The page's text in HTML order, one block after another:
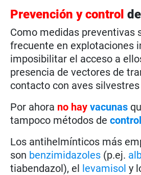
Prevención y controlde
Como medidas preventivas
frecuente en explotaciones
imposibilitar el acceso a
presencia de vectores de
contacto con aves
Por ahora no hay vacunas
tampoco métodos de
Los antihelmínticos más
son benzimidazoles (p.ej.
tiabendazol), el levamisol y